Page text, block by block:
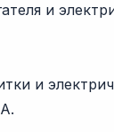
и
и